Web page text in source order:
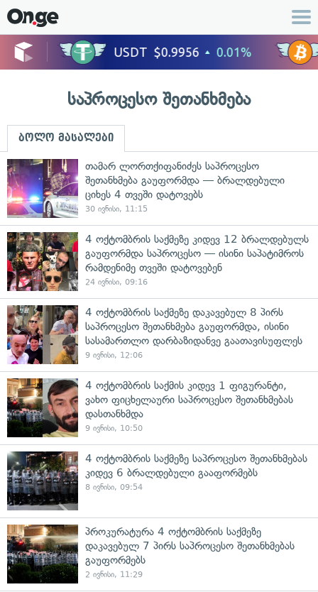
საპროცესო შეთანხმება
ბოლო მასალები
თამარ ლორთქიფანიძეს საპროცესო
შეთანხმება გაუფორმდა — ბრალდებული
ციხეს 4 თვეში დატოვებს
30 ივნისი, 11:15
4 ოქტომბრის საქმეზე კიდევ 12 ბრალდებულს
გაუფორმდა საპროცესო — ისინი საპატიმროს
რამდენიმე თვეში დატოვებენ
24 ივნისი, 09:16
4 ოქტომბრის საქმეზე დაკავებულ 8 პირს
საპროცესო შეთანხმება გაუფორმდა, ისინი
სასამართლო დარბაზიდანვე გაათავისუფლეს
9 ივნისი, 12:06
4 ოქტომბრის საქმის კიდევ 1 ფიგურანტი,
ვახო ფიცხელაური საპროცესო შეთანხმებას
დასთანხმდა
9 ივნისი, 10:50
4 ოქტომბრის საქმეზე საპროცესო შეთანხმებას
კიდევ 6 ბრალდებული გააფორმებს
8 ივნისი, 09:54
პროკურატურა 4 ოქტომბრის საქმეზე
დაკავებულ 7 პირს საპროცესო შეთანხმებას
გაუფორმებს
2 ივნისი, 11:29